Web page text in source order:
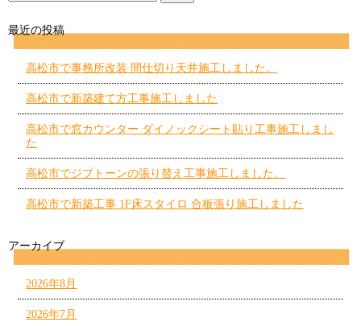
最近の投稿
高松市で事務所改装 間仕切り天井施工しました。
高松市で新築建て方工事施工しました
高松市で窓カウンター ダイノックシート貼り工事施工しまし
た
高松市でジプトーンの張り替え工事施工しました。
高松市で新築工事 1F床スタイロ 合板張り施工しました
アーカイブ
2026年8月
2026年7月